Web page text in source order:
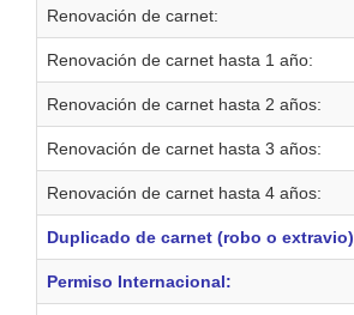
Renovación de carnet:
Renovación de carnet hasta 1 año:
Renovación de carnet hasta 2 años:
Renovación de carnet hasta 3 años:
Renovación de carnet hasta 4 años:
Duplicado de carnet (robo o extravio)
Permiso Internacional: